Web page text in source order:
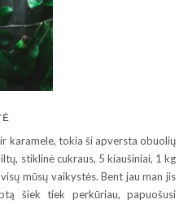
karamele, tokia ši apversta obuolių
stiklinė cukraus, 5 kiaušiniai, 1 kg
mūsų vaikystės. Bent jau man jis
šiek tiek perkūriau, papuošusi